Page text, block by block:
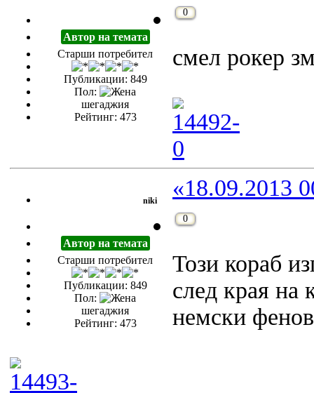
Автор на темата
Старши потребител
Публикации: 849
Пол:
шегаджия
Рейтинг: 473
0
смел рокер
niki
Автор на темата
Старши потребител
Публикации: 849
Пол:
шегаджия
Рейтинг: 473
«18.09.2013
0
Този кораб
след края на
немски